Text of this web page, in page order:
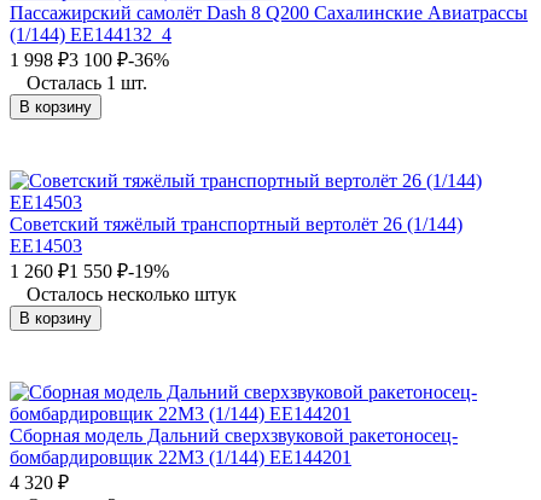
Пассажирский самолёт Dash 8 Q200 Сахалинские Авиатрассы
(1/144) EE144132_4
1 998 ₽3 100 ₽-36%
Осталась 1 шт.
В корзину
Советский тяжёлый транспортный вертолёт 26 (1/144)
EE14503
1 260 ₽1 550 ₽-19%
Осталось несколько штук
В корзину
Сборная модель Дальний сверхзвуковой ракетоносец-
бомбардировщик 22М3 (1/144) EE144201
4 320 ₽